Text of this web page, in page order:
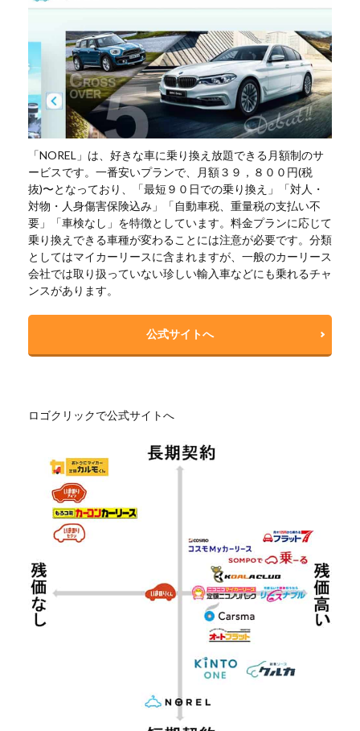
「NOREL」は、好きな車に乗り換え放題できる月額制のサ
ービスです。一番安いプランで、月額３９，８００円(税
抜)〜となっており、「最短９０日での乗り換え」「対人・
対物・人身傷害保険込み」「自動車税、重量税の支払い不
要」「車検なし」を特徴としています。料金プランに応じて
乗り換えできる車種が変わることには注意が必要です。分類
としてはマイカーリースに含まれますが、一般のカーリース
会社では取り扱っていない珍しい輸入車などにも乗れるチャ
ンスがあります。
公式サイトへ
ロゴクリックで公式サイトへ